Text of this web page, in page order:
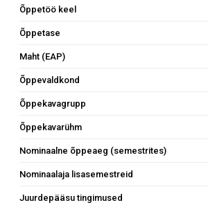
Õppetöö keel
Õppetase
Maht (EAP)
Õppevaldkond
Õppekavagrupp
Õppekavarühm
Nominaalne õppeaeg (semestrites)
Nominaalaja lisasemestreid
Juurdepääsu tingimused